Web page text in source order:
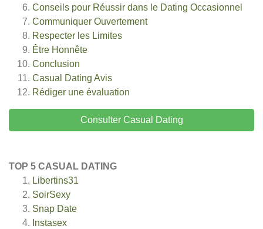
Conseils pour Réussir dans le Dating Occasionnel
Communiquer Ouvertement
Respecter les Limites
Être Honnête
Conclusion
Casual Dating Avis
Rédiger une évaluation
Consulter Casual Dating
TOP 5 CASUAL DATING
Libertins31
SoirSexy
Snap Date
Instasex